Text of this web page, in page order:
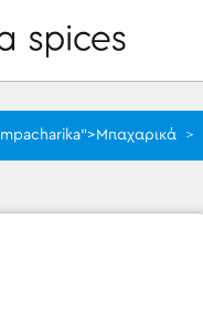
mpacharika">Μπαχαρικά >